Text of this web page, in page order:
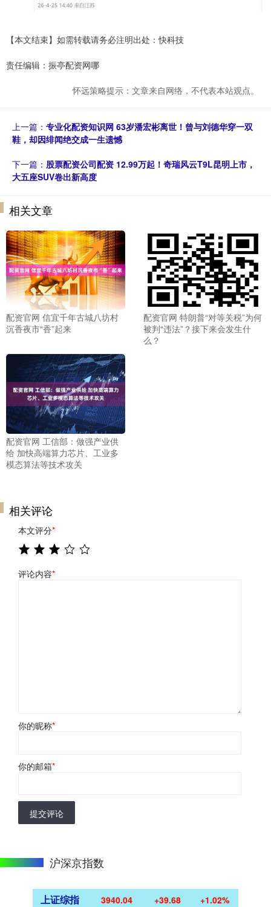
【本文结束】如需转载请务必注明出处：快科技
责任编辑：振亭配资网哪
怀远策略提示：文章来自网络，不代表本站观点。
上一篇： 专业化配资知识网 63岁潘宏彬离世！曾与刘德华穿一双
鞋，却因绯闻绝交成一生遗憾
下一篇： 股票配资公司配资 12.99万起！奇瑞风云T9L昆明上市，
大五座SUV卷出新高度
相关文章
配资官网 信宜千年古城八坊村
沉香夜市“香”起来
配资官网 特朗普“对等关税”为何
被判“违法”？接下来会发生什
么？
配资官网 工信部：做强产业供
给 加快高端算力芯片、工业多
模态算法等技术攻关
相关评论
本文评分*
评论内容*
你的昵称*
你的邮箱*
提交评论
沪深京指数
上证综指 3940.04 +39.68 +1.02%